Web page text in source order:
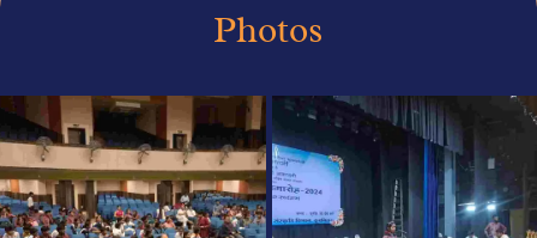
Photos